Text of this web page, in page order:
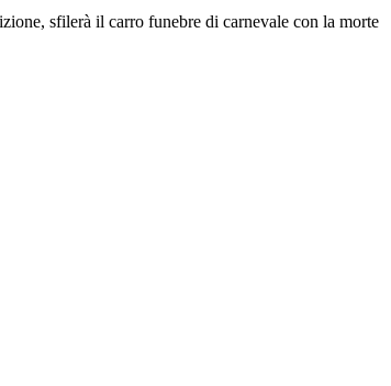
sfilerà il carro funebre di carnevale con la morte